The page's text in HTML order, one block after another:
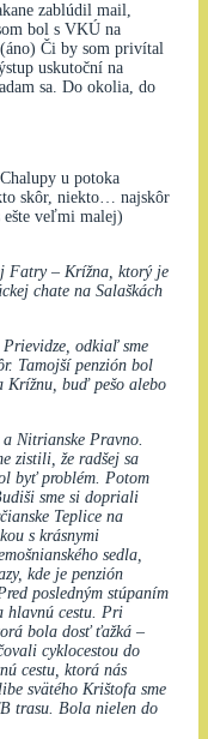
zablúdil mail,
bol s VKÚ na
Či by som privítal
uskutoční na
sa. Do okolia, do
u potoka
skôr, niekto… najskôr
veľmi malej)
Fatry – Krížna, ktorý je
chate na Salaškách
odkiaľ sme
Tamojší penzión bol
Krížnu, buď pešo alebo
Nitrianske Pravno.
zistili, že radšej sa
byť problém. Potom
sme si dopriali
Teplice na
s krásnymi
sedla,
kde je penzión
posledným stúpaním
hlavnú cestu. Pri
bola dosť ťažká –
cyklocestou do
cestu, ktorá nás
svätého Krištofa sme
trasu. Bola nielen do